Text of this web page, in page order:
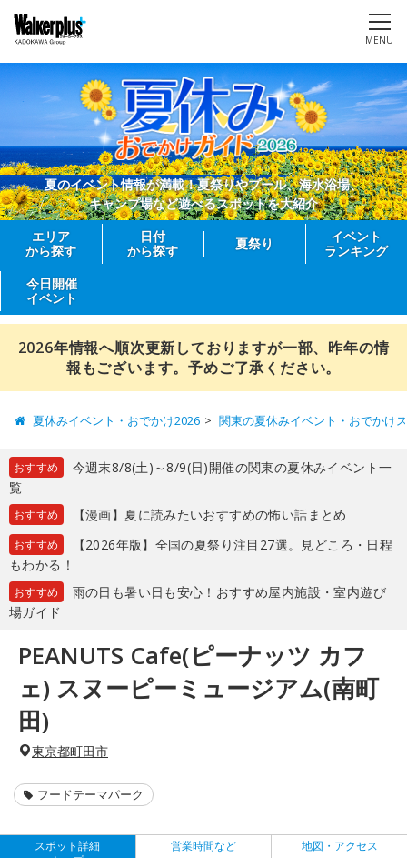
MENU
夏のイベント情報が満載！夏祭りやプール、海水浴場、
キャンプ場など遊べるスポットを大紹介
エリア
から探す
日付
から探す
夏祭り
イベント
ランキング
今日開催
イベント
2026年情報へ順次更新しておりますが一部、昨年の情
報もございます。予めご了承ください。
夏休みイベント・おでかけ2026 関東の夏休みイベント・おでかけ
おすすめ
今週末8/8(土)～8/9(日)開催の関東の夏休みイベント一
覧
おすすめ 【漫画】夏に読みたいおすすめの怖い話まとめ
おすすめ
【2026年版】全国の夏祭り注目27選。見どころ・日程
もわかる！
おすすめ
雨の日も暑い日も安心！おすすめ屋内施設・室内遊び
場ガイド
PEANUTS Cafe(ピーナッツ カフ
ェ) スヌーピーミュージアム(南町
田)
東京都町田市
フードテーマパーク
スポット詳細
営業時間など 地図・アクセス